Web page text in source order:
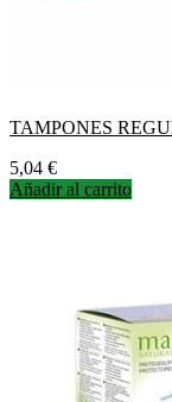
TAMPONES
Precio
5,04 €
Añadir al carrito